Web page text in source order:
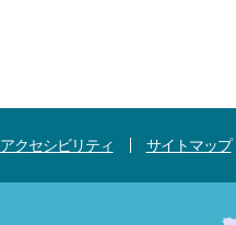
アクセシビリティ サイトマップ